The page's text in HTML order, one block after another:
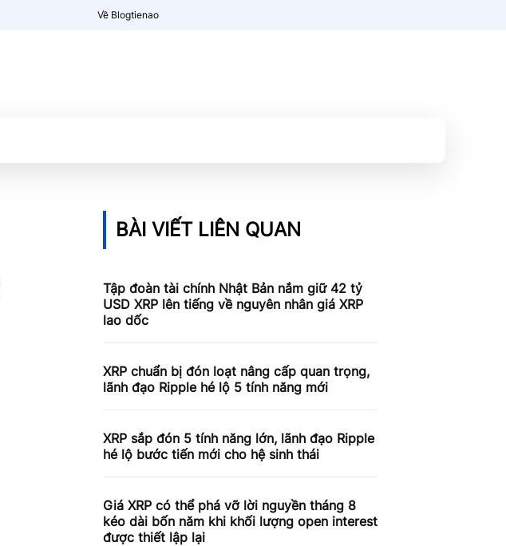
Về Blogtienao
BÀI VIẾT LIÊN QUAN
Tập đoàn tài chính Nhật Bản nắm giữ 42 tỷ
USD XRP lên tiếng về nguyên nhân giá XRP
lao dốc
XRP chuẩn bị đón loạt nâng cấp quan trọng,
lãnh đạo Ripple hé lộ 5 tính năng mới
XRP sắp đón 5 tính năng lớn, lãnh đạo Ripple
hé lộ bước tiến mới cho hệ sinh thái
Giá XRP có thể phá vỡ lời nguyền tháng 8
kéo dài bốn năm khi khối lượng open interest
được thiết lập lại